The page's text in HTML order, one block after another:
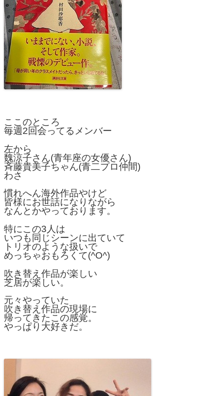
ここのところ
毎週2回会ってるメンバー
左から
魏涼子さん(青年座の女優さん)
斉藤貴美子ちゃん(青二プロ仲間)
わさ
慣れへん海外作品やけど
皆様にお世話になりながら
なんとかやっております。
特にこの3人は
いつも同じシーンに出ていて
トリオのような扱いで
めっちゃおもろくて(^O^)
吹き替え作品が楽しい
芝居が楽しい。
元々やっていた
吹き替え作品の現場に
帰ってきたこの感覚。
やっぱり大好きだ。